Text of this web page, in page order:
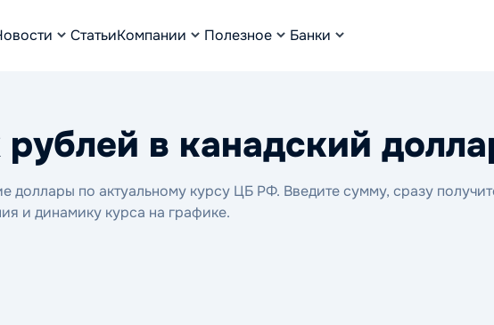
СтатьиКомпании Полезное Банки
в канадский
доллары по актуальному курсу ЦБ РФ. Введите сумму, сразу
и динамику курса на графике.